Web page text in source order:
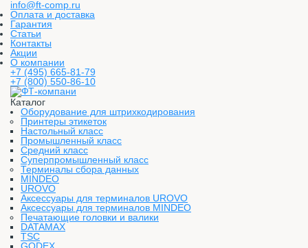
info@ft-comp.ru
Оплата и доставка
Гарантия
Статьи
Контакты
Акции
О компании
+7 (495) 665-81-79
+7 (800) 550-86-10
Каталог
Оборудование для штрихкодирования
Принтеры этикеток
Настольный класс
Промышленный класс
Средний класс
Суперпромышленный класс
Терминалы сбора данных
MINDEO
UROVO
Аксессуары для терминалов UROVO
Аксессуары для терминалов MINDEO
Печатающие головки и валики
DATAMAX
TSC